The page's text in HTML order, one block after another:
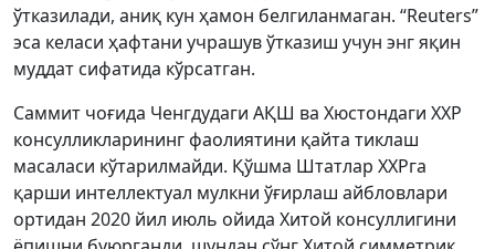
ўтказилади, аниқ кун ҳамон белгиланмаган. “Reuters”
эса келаси ҳафтани учрашув ўтказиш учун энг яқин
муддат сифатида кўрсатган.
Саммит чоғида Ченгдудаги АҚШ ва Хюстондаги ХХР
консулликларининг фаолиятини қайта тиклаш
масаласи кўтарилмайди. Қўшма Штатлар ХХРга
қарши интеллектуал мулкни ўғирлаш айбловлари
ортидан 2020 йил июль ойида Хитой консуллигини